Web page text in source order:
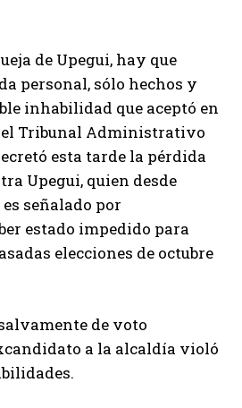
de Upegui, hay que
personal, sólo hechos y
inhabilidad que aceptó en
Tribunal Administrativo
esta tarde la pérdida
Upegui, quien desde
señalado por
estado impedido para
elecciones de octubre
de voto
a la alcaldía violó